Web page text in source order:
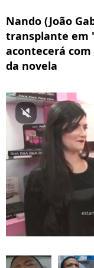
Nando (João
transplante em
acontecerá
da novela